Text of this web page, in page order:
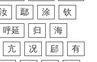
鄢 涂
钦
呼延 归
海
亢 况 郈
有